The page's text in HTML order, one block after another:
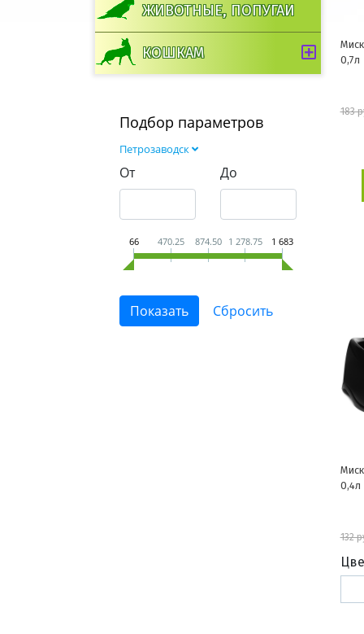
ЖИВОТНЫЕ, ПОПУГАИ
КОШКАМ
Подбор параметров
Петрозаводск
От До
66 470.25 874.50 1 278.75 1 683
0,7л
183
0,4л
132